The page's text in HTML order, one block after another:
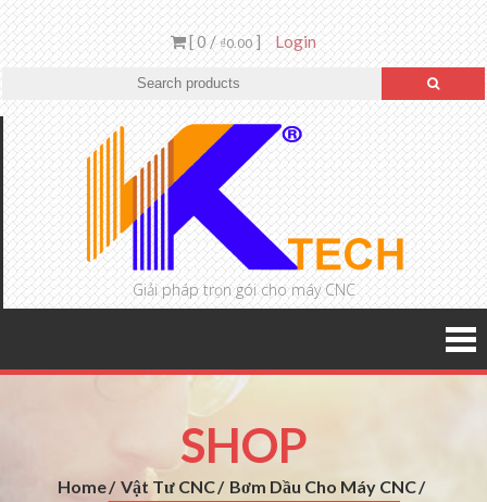
[ 0 /₫0.00] Login
Giải pháp trọn gói cho máy CNC
SHOP
Home Vật Tư CNC
Bơm Dầu Cho Máy CNC